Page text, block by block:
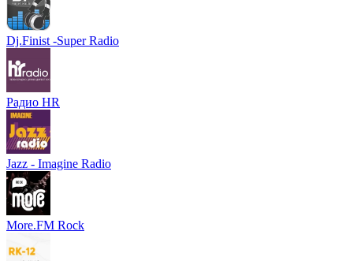
Dj.Finist -Super Radio
Радио HR
Jazz - Imagine Radio
More.FM Rock